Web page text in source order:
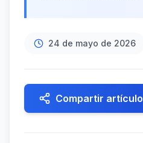
24 de mayo de 2026
Compartir artículo